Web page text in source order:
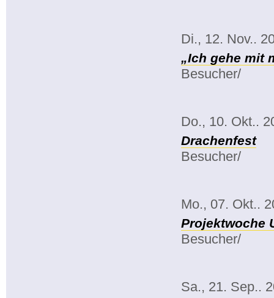
Di., 12. Nov..
„Ich gehe mit
Besucher/
Do., 10. Okt..
Drachenfest
Besucher/
Mo., 07. Okt..
Projektwoche
Besucher/
Sa., 21. Sep..